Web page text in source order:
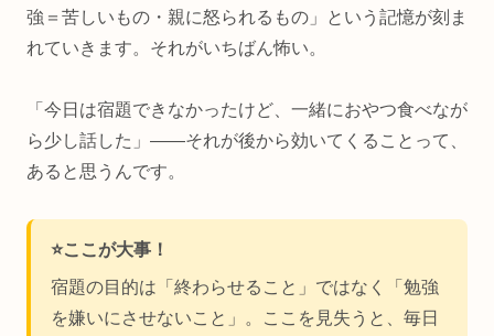
強＝苦しいもの・親に怒られるもの」という記憶が刻ま
れていきます。それがいちばん怖い。
「今日は宿題できなかったけど、一緒におやつ食べなが
ら少し話した」——それが後から効いてくることって、
あると思うんです。
⭐️ここが大事！
宿題の目的は「終わらせること」ではなく「勉強
を嫌いにさせないこと」。ここを見失うと、毎日